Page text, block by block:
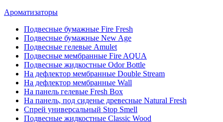
Ароматизаторы
Подвесные бумажные Fire Fresh
Подвесные бумажные New Age
Подвесные гелевые Amulet
Подвесные мембранные Fire AQUA
Подвесные жидкостные Odor Bottle
На дефлектор мембранные Double Stream
На дефлектор мембранные Wall
На панель гелевые Fresh Box
На панель, под сиденье древесные Natural Fresh
Спрей универсальный Stop Smell
Подвесные жидкостные Classic Wood